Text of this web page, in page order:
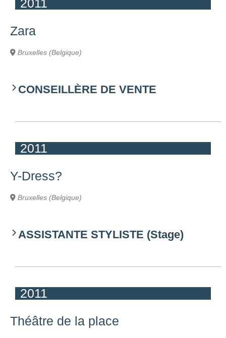
2011
Zara
Bruxelles (Belgique)
CONSEILLÈRE DE VENTE
2011
Y-Dress?
Bruxelles (Belgique)
ASSISTANTE STYLISTE (Stage)
2011
Théâtre de la place